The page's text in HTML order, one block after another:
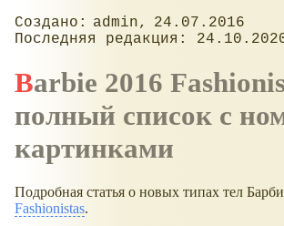
admin
24.07.2016
Barbie 2016 Fashionistas:
полный список с
картинками
Подробная статья о новых типах тел
Fashionistas.